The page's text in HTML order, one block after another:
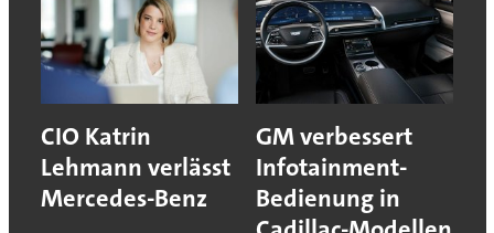
CIO Katrin
Lehmann verlässt
Mercedes-Benz
GM verbessert
Infotainment-
Bedienung in